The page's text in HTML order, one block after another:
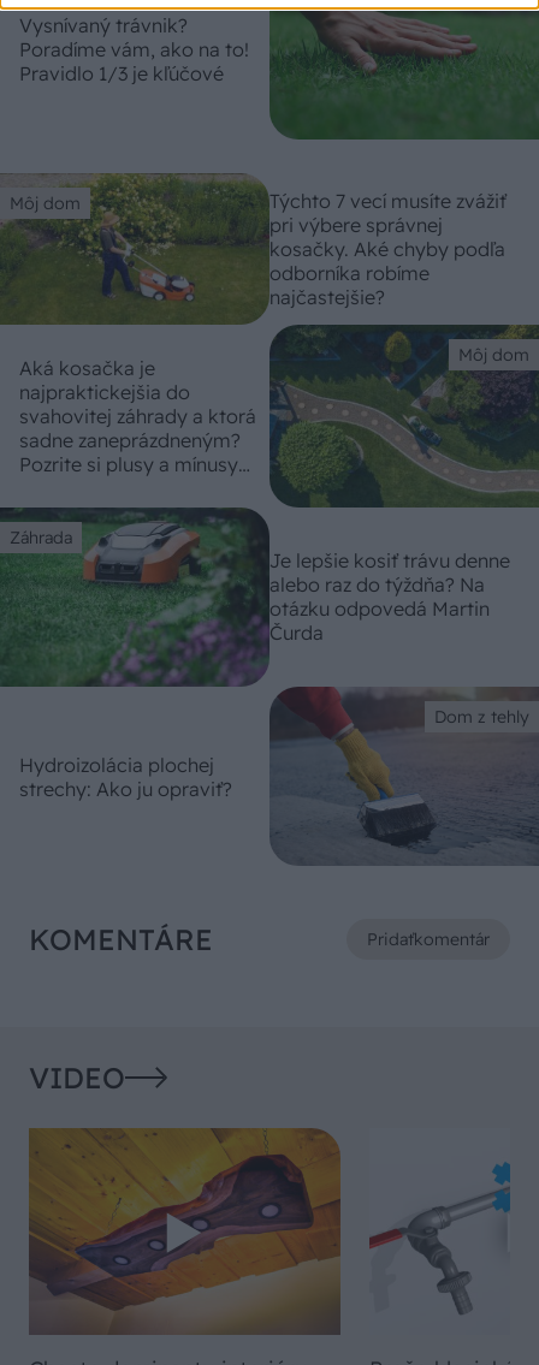
Vysnívaný trávnik?
Poradíme vám, ako na to!
Pravidlo 1/3 je kľúčové
Môj dom
Týchto 7 vecí musíte zvážiť
pri výbere správnej
kosačky. Aké chyby podľa
odborníka robíme
najčastejšie?
Môj dom
Aká kosačka je
najpraktickejšia do
svahovitej záhrady a ktorá
sadne zaneprázdneným?
Pozrite si plusy a mínusy
Záhrada
Je lepšie kosiť trávu denne
alebo raz do týždňa? Na
otázku odpovedá Martin
Čurda
Dom z tehly
Hydroizolácia plochej
strechy: Ako ju opraviť?
KOMENTÁRE Pridaťkomentár
VIDEO